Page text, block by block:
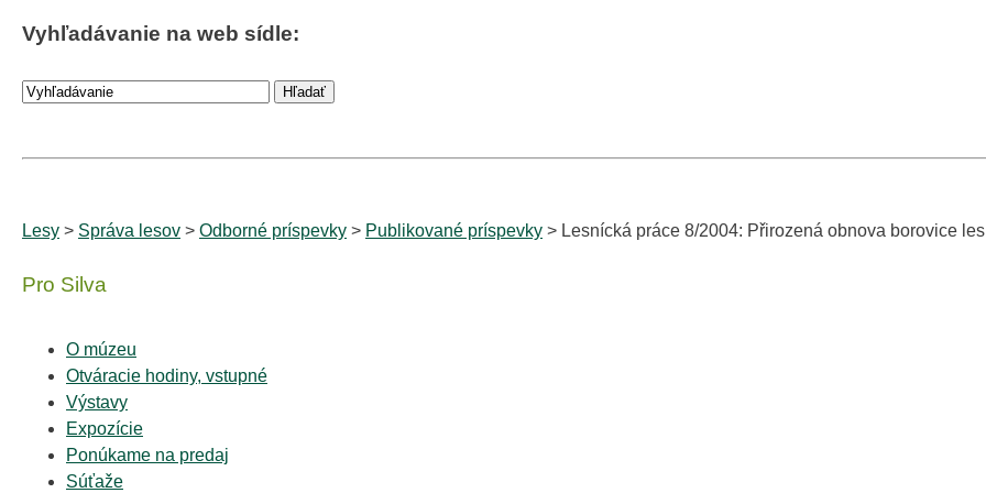
Vyhľadávanie na web sídle:
Lesy > Správa lesov > Odborné príspevky > Publikované príspevky > Lesnícká práce 8/2004: Přirozená obnova borovice
Pro Silva
O múzeu
Otváracie hodiny, vstupné
Výstavy
Expozície
Ponúkame na predaj
Súťaže